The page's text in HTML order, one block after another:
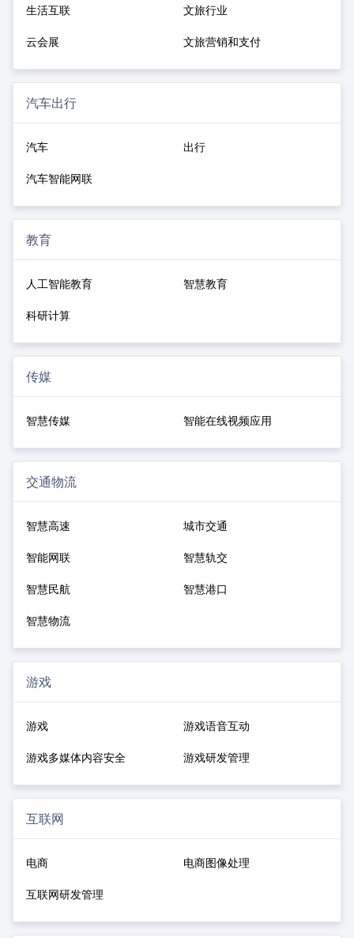
生活互联
文旅行业
云会展
文旅营销和支付
汽车出行
汽车
出行
汽车智能网联
教育
人工智能教育
智慧教育
科研计算
传媒
智慧传媒 智能在线视频应用
交通物流
智慧高速
城市交通
智能网联
智慧轨交
智慧民航
智慧港口
智慧物流
游戏
游戏
游戏语音互动
游戏多媒体内容安全
游戏研发管理
互联网
电商
电商图像处理
互联网研发管理